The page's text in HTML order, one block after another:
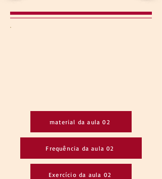
material da aula 02
Frequência da aula 02
Exercício da aula 02